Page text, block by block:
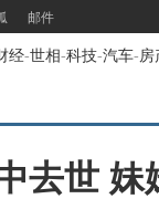
邮件
经-世相-科技-汽车-房
去世 妹